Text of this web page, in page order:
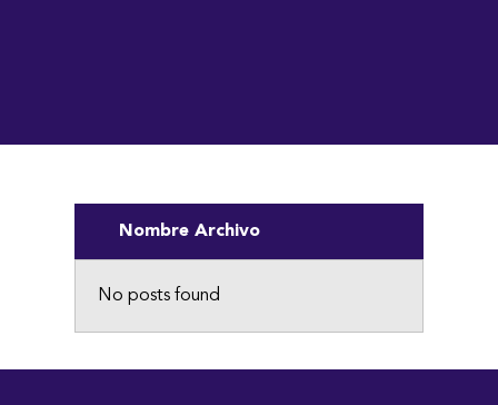
Nombre Archivo
No posts found